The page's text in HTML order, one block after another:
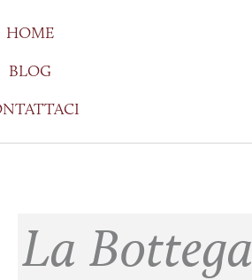
al
contenuto
HOME
BLOG
La Bottega